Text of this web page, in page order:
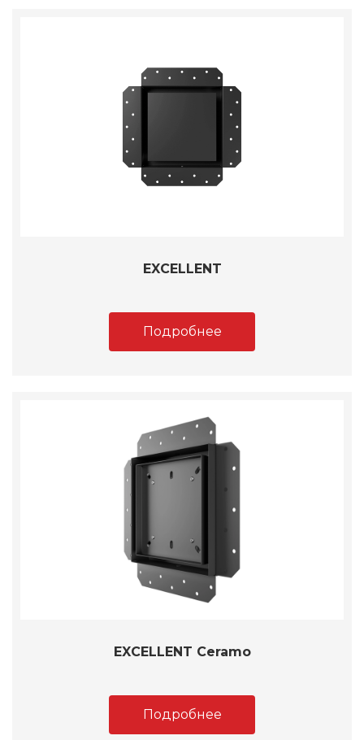
EXCELLENT
Подробнее
EXCELLENT Ceramo
Подробнее